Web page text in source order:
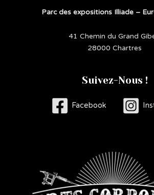
Parc des expositions Illiade –
41 Chemin du Grand
28000 Chartres
Suivez-Nous !
Facebook